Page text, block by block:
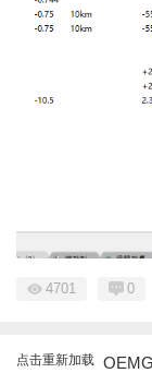
4701 0
点击重新加载